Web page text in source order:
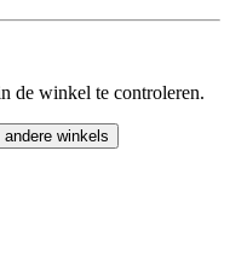
de winkel te controleren.
winkels